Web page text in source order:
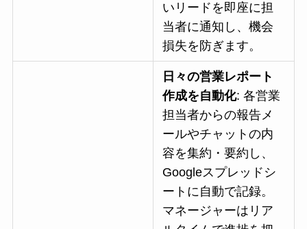
いリードを即座に担
当者に通知し、機会
損失を防ぎます。
日々の営業レポート
作成を自動化: 各営業
担当者からの報告メ
ールやチャットの内
容を集約・要約し、
Googleスプレッドシ
ートに自動で記録。
マネージャーはリア